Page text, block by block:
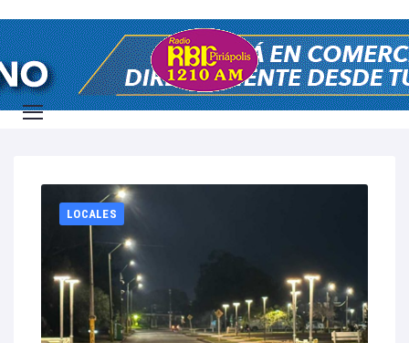
Home
LOCALES